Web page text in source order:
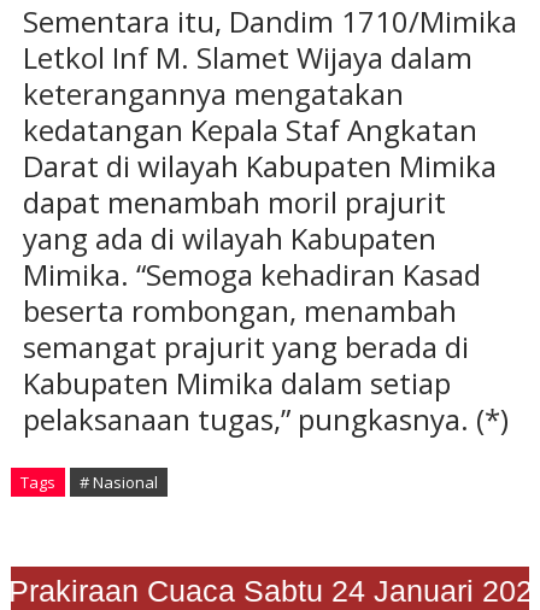
Sementara itu, Dandim 1710/Mimika
Letkol Inf M. Slamet Wijaya dalam
keterangannya mengatakan
kedatangan Kepala Staf Angkatan
Darat di wilayah Kabupaten Mimika
dapat menambah moril prajurit
yang ada di wilayah Kabupaten
Mimika. “Semoga kehadiran Kasad
beserta rombongan, menambah
semangat prajurit yang berada di
Kabupaten Mimika dalam setiap
pelaksanaan tugas,” pungkasnya. (*)
Tags # Nasional
"Prakiraan Cuaca Sabtu 24 Januari